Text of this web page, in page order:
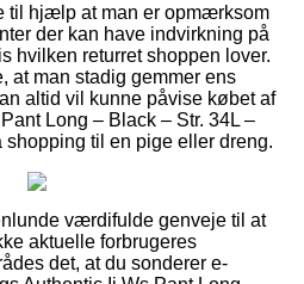
til hjælp at man er opmærksom
der kan have indvirkning på
hvilken returret shoppen lover.
at man stadig gemmer ens
altid vil kunne påvise købet af
Long – Black – Str. 34L –
shopping til en pige eller dreng.
værdifulde genveje til at
aktuelle forbrugeres
det, at du sonderer e-